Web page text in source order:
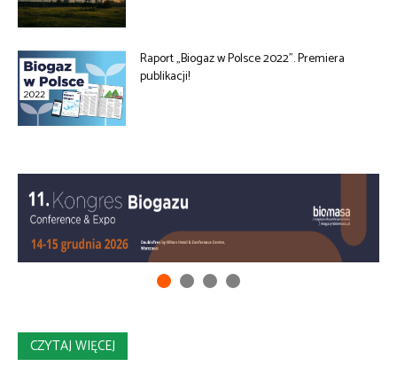
Raport „Biogaz w Polsce 2022”. Premiera
publikacji!
CZYTAJ WIĘCEJ